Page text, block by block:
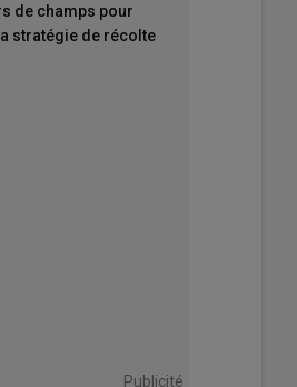
de champs pour
stratégie de récolte
Publicité